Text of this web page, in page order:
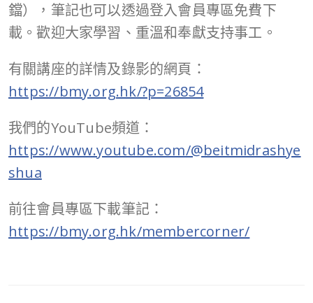
鐺），筆記也可以透過登入會員專區免費下
載。歡迎大家學習、重溫和奉獻支持事工。
有關講座的詳情及錄影的網頁：
https://bmy.org.hk/?p=26854
我們的YouTube頻道：
https://www.youtube.com/@beitmidrashye
shua
前往會員專區下載筆記：
https://bmy.org.hk/membercorner/